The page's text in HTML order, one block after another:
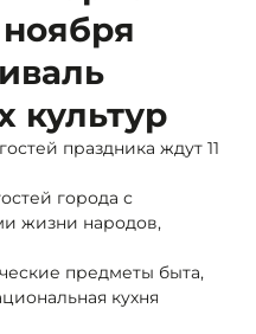
культур
праздника ждут 11
города с
жизни народов,
предметы быта,
кухня